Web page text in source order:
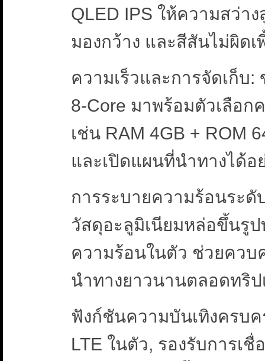
QLED IPS ให้ความสว่า
มองกว้าง และสีสันไม่ผิดเ
ความเร็วและการจัดเก็บ
8-Core มาพร้อมตัวเลือ
เช่น RAM 4GB + ROM
และเปิดแผนที่นำทางได้อ
การระบายความร้อนระ
วัสดุอะลูมิเนียมหล่อขึ้นรู
ความร้อนในตัว ช่วยคว
นำทางยาวนานตลอดทริป
ฟังก์ชันความบันเทิงครบ
LTE ในตัว, รองรับการเ